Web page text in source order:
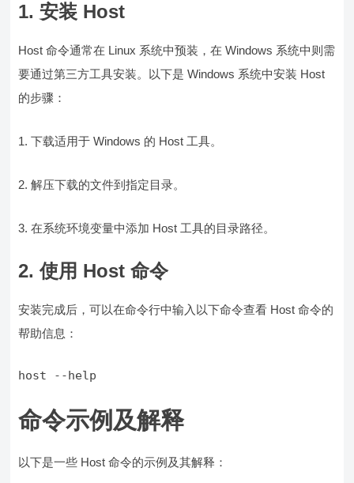
1. 安装 Host
Host 命令通常在 Linux 系统中预装，在 Windows 系统中则需
要通过第三方工具安装。以下是 Windows 系统中安装 Host
的步骤：
1. 下载适用于 Windows 的 Host 工具。
2. 解压下载的文件到指定目录。
3. 在系统环境变量中添加 Host 工具的目录路径。
2. 使用 Host 命令
安装完成后，可以在命令行中输入以下命令查看 Host 命令的
帮助信息：
命令示例及解释
以下是一些 Host 命令的示例及其解释：